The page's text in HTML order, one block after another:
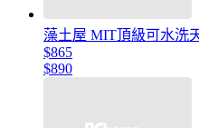
藻土屋 MIT頂級可水洗
$865
$890